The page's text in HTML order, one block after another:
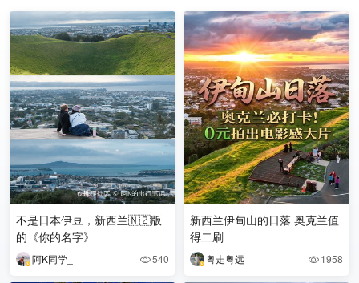
不是日本伊豆，新西兰🇳🇿版
的《你的名字》
阿K同学_ 540
新西兰伊甸山的日落 奥克兰值
得二刷
粤走粤远  1958